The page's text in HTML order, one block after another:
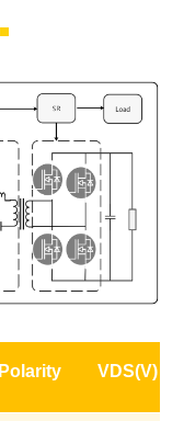
Polarity VDS(V)